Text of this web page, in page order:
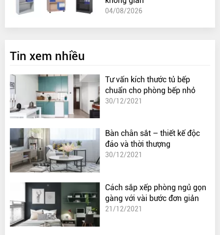
04/08/2026
Tin xem nhiều
Tư vấn kích thước tủ bếp
chuẩn cho phòng bếp nhỏ
30/12/2021
Bàn chân sắt – thiết kế độc
đáo và thời thượng
30/12/2021
Cách sắp xếp phòng ngủ gọn
gàng với vài bước đơn giản
21/12/2021